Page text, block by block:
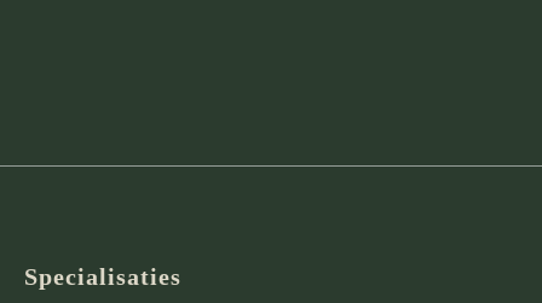
Specialisaties